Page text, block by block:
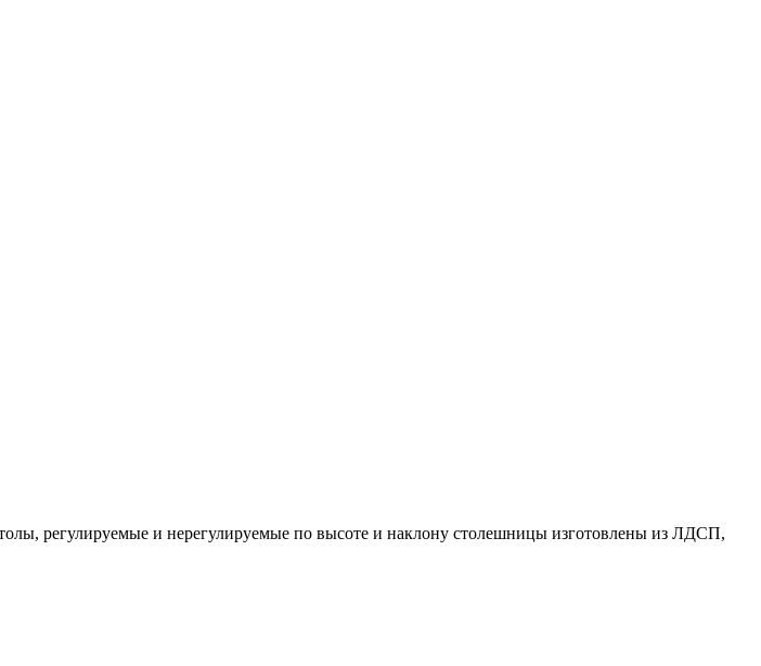
регулируемые и нерегулируемые по высоте и наклону столешницы изготовлены из ЛДСП,